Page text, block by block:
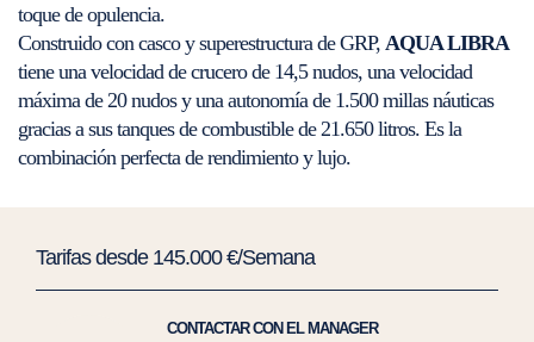
toque de opulencia.
Construido con casco y superestructura de GRP, AQUA LIBRA
tiene una velocidad de crucero de 14,5 nudos, una velocidad
máxima de 20 nudos y una autonomía de 1.500 millas náuticas
gracias a sus tanques de combustible de 21.650 litros. Es la
combinación perfecta de rendimiento y lujo.
Tarifas desde 145.000 €/Semana
CONTACTAR CON EL MANAGER